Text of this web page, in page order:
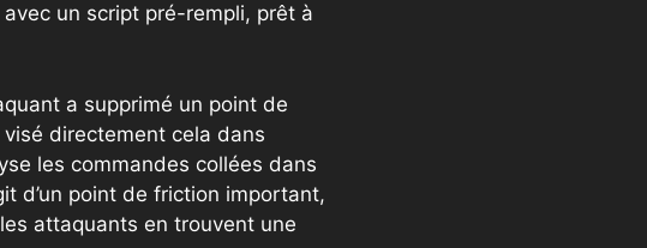
un script pré-rempli, prêt à
a supprimé un point de
visé directement cela dans
les commandes collées dans
d’un point de friction important,
attaquants en trouvent une